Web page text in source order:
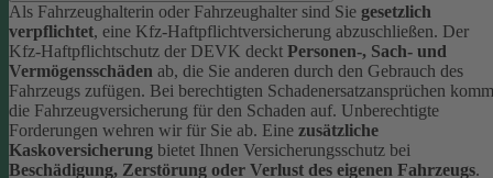
Als Fahrzeughalterin oder Fahrzeughalter sind Sie gesetzlich
verpflichtet, eine Kfz-Haftpflichtversicherung abzuschließen. Der
Kfz-Haftpflichtschutz der DEVK deckt Personen-, Sach- und
Vermögensschäden ab, die Sie anderen durch den Gebrauch des
Fahrzeugs zufügen. Bei berechtigten Schadenersatzansprüchen
die Fahrzeugversicherung für den Schaden auf. Unberechtigte
Forderungen wehren wir für Sie ab. Eine zusätzliche
Kaskoversicherung bietet Ihnen Versicherungsschutz bei
Beschädigung, Zerstörung oder Verlust des eigenen Fahrzeugs.